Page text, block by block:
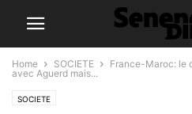
Home SOCIETE
France-Maroc: le
avec Aguerd mais...
SOCIETE